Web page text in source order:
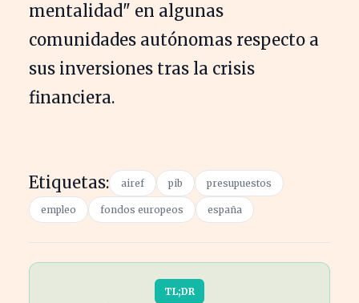
mentalidad" en algunas
comunidades autónomas respecto a
sus inversiones tras la crisis
financiera.
Etiquetas: airef pib presupuestos
empleo fondos europeos españa
TL;DR